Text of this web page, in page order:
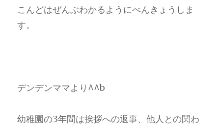
こんどはぜんぶわかるようにべんきょうしま
す。
デンデンママより^^b
幼稚園の3年間は挨拶への返事、他人との関わ